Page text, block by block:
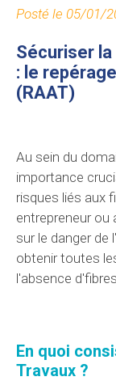
Posté le 05/01/
Sécuriser
: le
(RAAT)
Au sein du
importance
risques liés aux
entrepreneur ou
sur le danger de
obtenir toutes
l'absence
En quoi
Travaux ?